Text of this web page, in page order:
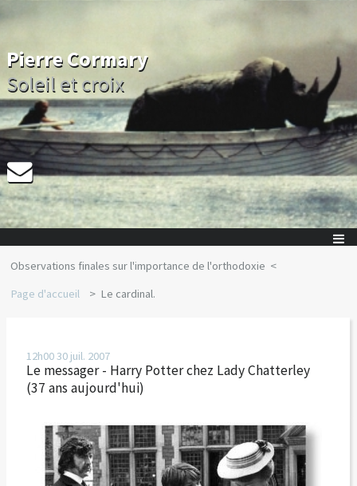
Pierre Cormary
Soleil et croix
Observations finales sur l'importance de l'orthodoxie
Page d'accueil
Le cardinal.
12h0030 juil. 2007
Le messager - Harry Potter chez Lady Chatterley
(37 ans aujourd'hui)